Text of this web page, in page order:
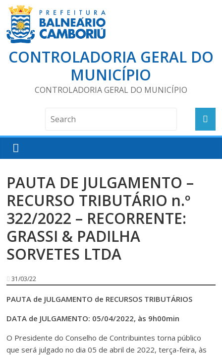
CONTROLADORIA GERAL DO
MUNICÍPIO
CONTROLADORIA GERAL DO MUNICÍPIO
PAUTA DE JULGAMENTO –
RECURSO TRIBUTÁRIO n.º
322/2022 – RECORRENTE:
GRASSI & PADILHA
SORVETES LTDA
31/03/22
PAUTA de JULGAMENTO de RECURSOS TRIBUTÁRIOS
DATA de JULGAMENTO: 05/04/2022, às 9h00min
O Presidente do Conselho de Contribuintes torna público
que será julgado no dia 05 de abril de 2022, terça-feira, às